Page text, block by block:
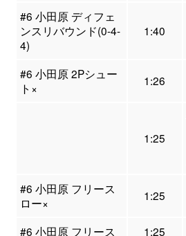
#6 小田原 ディフェ
ンスリバウンド(0-4-
4)
1:40
#6 小田原 2Pシュー
ト×
1:26
1:25
#6 小田原 フリース
ロー×
1:25
#6 小田原 フリース 1:25